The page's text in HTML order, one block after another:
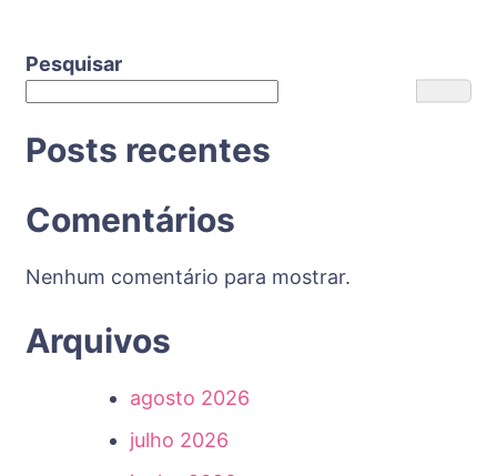
Pesquisar
Posts recentes
Comentários
Nenhum comentário para mostrar.
Arquivos
agosto 2026
julho 2026